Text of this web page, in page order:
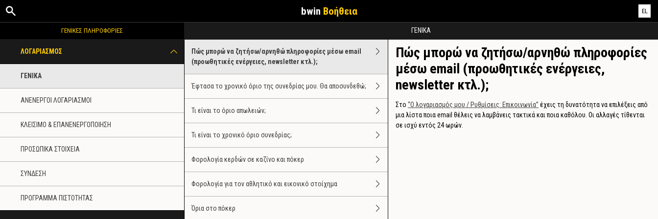
bwin Βοήθεια EL
ΓΕΝΙΚΑ
ΓΕΝΙΚΕΣ ΠΛΗΡΟΦΟΡΙΕΣ
ΛΟΓΑΡΙΑΣΜΟΣ
ΓΕΝΙΚΑ
ΑΝΕΝΕΡΓΟΙ ΛΟΓΑΡΙΑΣΜΟΙ
ΚΛΕΙΣΙΜΟ & ΕΠΑΝΕΝΕΡΓΟΠΟΙΗΣΗ
ΠΡΟΣΩΠΙΚΑ ΣΤΟΙΧΕΙΑ
ΣΥΝΔΕΣΗ
ΠΡΟΓΡΑΜΜΑ ΠΙΣΤΟΤΗΤΑΣ
Πώς μπορώ να ζητήσω/αρνηθώ πληροφορίες μέσω email
(προωθητικές ενέργειες, newsletter κτλ.);
Έφτασα το χρονικό όριο της συνεδρίας μου. Θα αποσυνδεθώ;
Τι είναι το όριο απωλειών;
Τι είναι το χρονικό όριο συνεδρίας;
Φορολογία κερδών σε καζίνο και πόκερ
Φορολογία για τον αθλητικό και εικονικό στοίχημα
Όρια στο πόκερ
Πώς μπορώ να ζητήσω/αρνηθώ πληροφορίες
μέσω email (προωθητικές ενέργειες,
newsletter κτλ.);
Στο “Ο λογαριασμός μου / Ρυθμίσεις: Επικοινωνία” έχεις τη δυνατότητα να επιλέξεις από
μια λίστα ποια email θέλεις να λαμβάνεις τακτικά και ποια καθόλου. Οι αλλαγές τίθενται
σε ισχύ εντός 24 ωρών.